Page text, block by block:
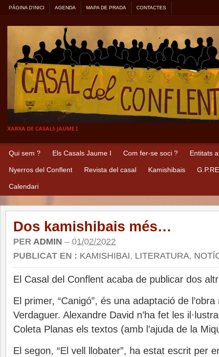
PÀGINA D’INICI AGENDA MAPA DE PRADA CONTACTES
XARXA DE CASALS JAUME I
Qui sem ? Els Casals Jaume I Com fer-se soci ? Entitats
Nyerros del Conflent Revista del casal Kamishibais
Calendari
Dos kamishibais més…
PER ADMIN – 01/02/2022
PUBLICAT EN : KAMISHIBAI, LITERATURA,
El Casal del Conflent acaba de publicar dos
El primer, “Canigó”, és una adaptació de
Verdaguer. Alexandre David n’ha fet les
Coleta Planas els textos (amb l’ajuda de la
El segon, “El vell llobater”, ha estat escrit per